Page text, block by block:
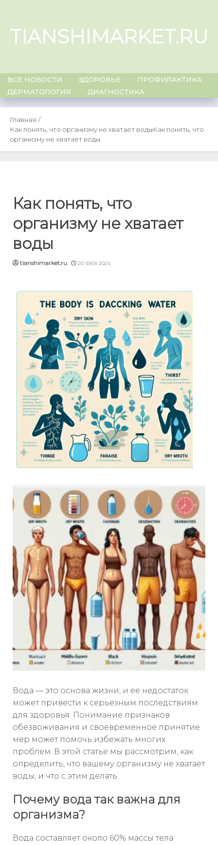
content
TIANSHIMARKET.RU
ВСЕ НОВОСТИ ЗДОРОВЬЕ
ПРОФИЛАКТИКА
ДЕРМАТОЛОГИЯ
ДИАГНОСТИКА
Главная
Как понять, что организму не хватает водыКак понять, что
организму не хватает воды
Как понять, что
организму не хватает
воды
tianshimarket.ru 20 ФЕВ 2025
Вода — это основа жизни, и ее недостаток
может привести к серьезным последствиям
для здоровья. Понимание признаков
обезвоживания и своевременное принятие
мер может помочь избежать многих
проблем. В этой статье мы рассмотрим, как
определить, что вашему организму не хватает
воды, и что с этим делать.
Почему вода так важна для
организма?
Вода составляет около 60% массы тела